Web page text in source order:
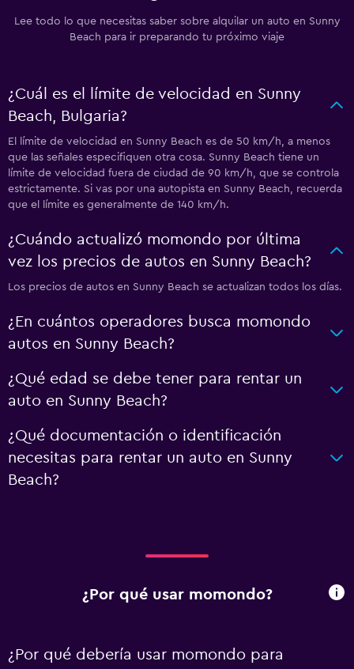
Lee todo lo que necesitas saber sobre alquilar un auto en Sunny
Beach para ir preparando tu próximo viaje
¿Cuál es el límite de velocidad en Sunny
Beach, Bulgaria?
El límite de velocidad en Sunny Beach es de 50 km/h, a menos
que las señales especifiquen otra cosa. Sunny Beach tiene un
límite de velocidad fuera de ciudad de 90 km/h, que se controla
estrictamente. Si vas por una autopista en Sunny Beach, recuerda
que el límite es generalmente de 140 km/h.
¿Cuándo actualizó momondo por última
vez los precios de autos en Sunny Beach?
Los precios de autos en Sunny Beach se actualizan todos los días.
¿En cuántos operadores busca momondo
autos en Sunny Beach?
¿Qué edad se debe tener para rentar un
auto en Sunny Beach?
¿Qué documentación o identificación
necesitas para rentar un auto en Sunny
Beach?
¿Por qué usar momondo?
¿Por qué debería usar momondo para